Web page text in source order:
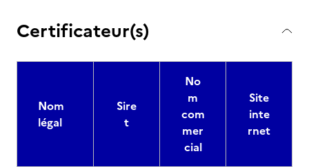
Certificateur(s)
Nom
légal
Sire
t
No
m
com
mer
cial
Site
inte
rnet